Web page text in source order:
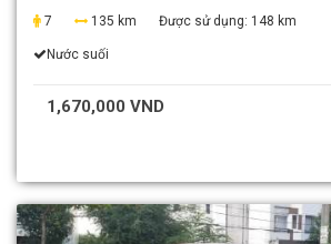
7
135 km Được sử dụng: 148 km
Nước suối
1,670,000 VND